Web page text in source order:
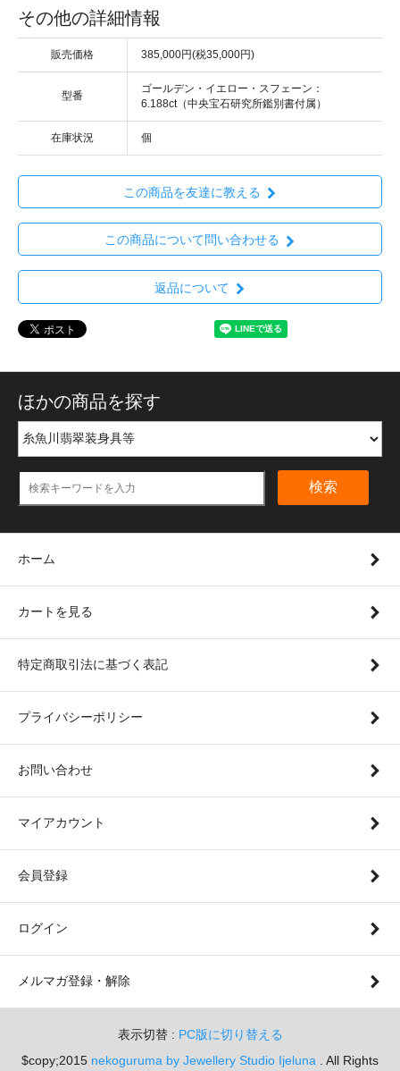
その他の詳細情報
販売価格 385,000円(税35,000円)
型番
ゴールデン・イエロー・スフェーン：
6.188ct（中央宝石研究所鑑別書付属）
在庫状況 個
この商品を友達に教える
この商品について問い合わせる
返品について
ほかの商品を探す
検索
ホーム
カートを見る
特定商取引法に基づく表記
プライバシーポリシー
お問い合わせ
マイアカウント
会員登録
ログイン
メルマガ登録・解除
表示切替 : PC版に切り替える
$copy;2015 nekoguruma by Jewellery Studio Ijeluna . All Rights